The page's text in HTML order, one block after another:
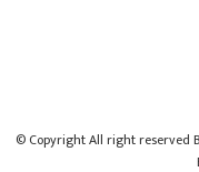
© Copyright All right reserved